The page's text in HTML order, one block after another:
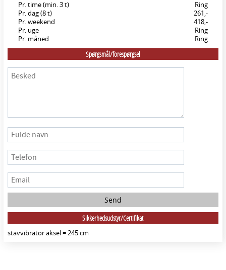
Pr. time (min. 3 t)
Ring
Pr. dag (8 t)
261,-
Pr. weekend
418,-
Pr. uge
Ring
Pr. måned
Ring
Spørgsmål/forespørgsel
Sikkerhedsudstyr/Certifikat
stavvibrator aksel = 245 cm